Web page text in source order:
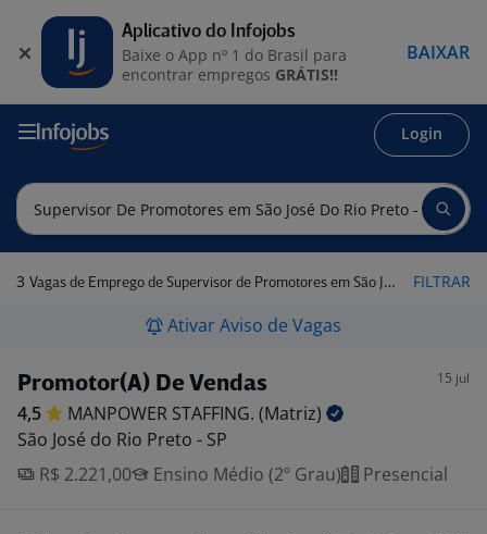
Login
3 Vagas de Emprego de Supervisor de Promotores em São José do Rio Preto - SP FILTRAR
Ativar Aviso de Vagas
Promotor(A) De Vendas 15 jul
4,5 MANPOWER STAFFING. (Matriz)
São José do Rio Preto - SP
R$ 2.221,00
Ensino Médio (2º Grau) Presencial
Aplicativo do Infojobs
Baixe o App nº 1 do Brasil para
encontrar empregos GRÁTIS!!
BAIXAR